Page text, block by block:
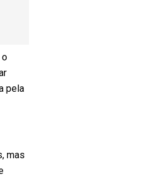
o
pela
mas